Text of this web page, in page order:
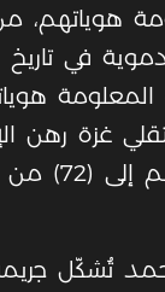
هوياتهم،
في
غزة رهن
أحمد تُشكّل